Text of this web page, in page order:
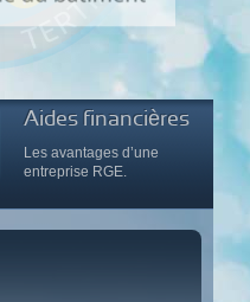
Aides financières
Les avantages d’une
entreprise RGE.